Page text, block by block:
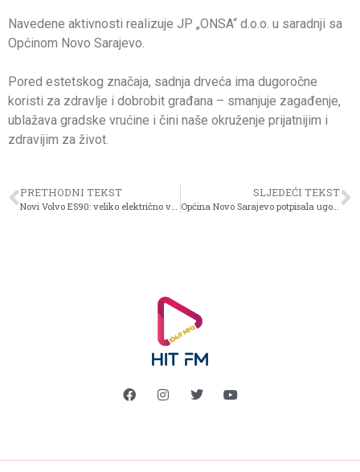
Navedene aktivnosti realizuje JP „ONSA“ d.o.o. u saradnji sa
Općinom Novo Sarajevo.
Pored estetskog značaja, sadnja drveća ima dugoročne
koristi za zdravlje i dobrobit građana – smanjuje zagađenje,
ublažava gradske vrućine i čini naše okruženje prijatnijim i
zdravijim za život.
PRETHODNI TEKST SLJEDEĆI TEKST
Općina Novo Sarajevo potpisala ugovore sa 31 udruženjem za finansiranje projekata iz oblasti obrazovanja, sporta, kulture i socijalne podrške